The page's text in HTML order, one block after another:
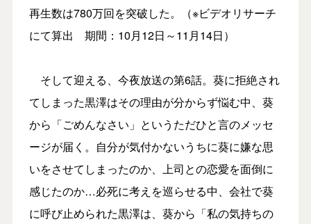
再生数は780万回を突破した。（※ビデオリサーチ
にて算出 期間：10月12日～11月14日）
そして迎える、今夜放送の第6話。葵に拒絶され
てしまった黒澤はその理由が分からず悩む中、葵
から「ごめんなさい」というただひと言のメッセ
ージが届く。自分が気付かないうちに葵に嫌な思
いをさせてしまったのか、上司との恋愛を面倒に
感じたのか…必死に考えを巡らせる中、会社で葵
に呼び止められた黒澤は、葵から「私の気持ちの